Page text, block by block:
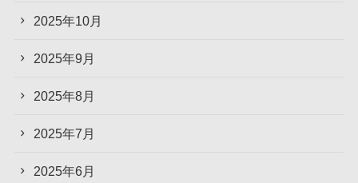
2025年10月
2025年9月
2025年8月
2025年7月
2025年6月